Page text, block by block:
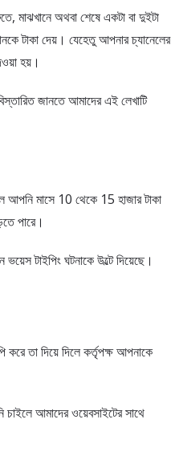
মাঝখানে অথবা শেষে একটা বা দুইটা
টাকা দেয়। যেহেতু আপনার চ্যানেলের
হয়।
জানতে আমাদের এই লেখাটি
আপনি মাসে 10 থেকে 15 হাজার টাকা
পারে।
টাইপিং ঘটনাকে উল্টে দিয়েছে।
তা দিয়ে দিলে কর্তৃপক্ষ আপনাকে
আমাদের ওয়েবসাইটের সাথে